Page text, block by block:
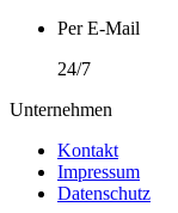
Per E-Mail
24/7
Unternehmen
Kontakt
Impressum
Datenschutz